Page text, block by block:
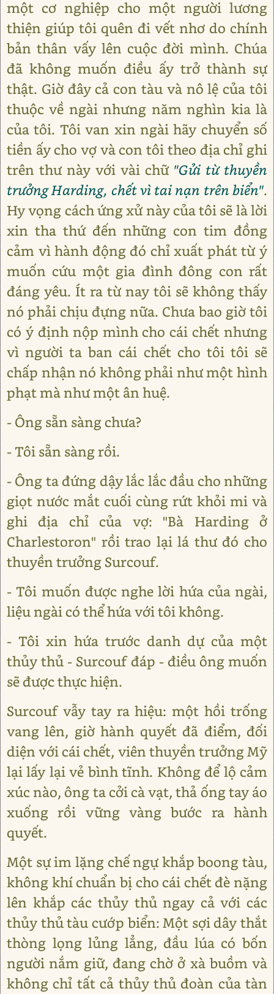
một cơ nghiệp cho một người lương
thiện giúp tôi quên đi vết nhơ do chính
bản thân vấy lên cuộc đời mình. Chúa
đã không muốn điều ấy trở thành sự
thật. Giờ đây cả con tàu và nô lệ của tôi
thuộc về ngài nhưng năm nghìn kia là
của tôi. Tôi van xin ngài hãy chuyển số
tiền ấy cho vợ và con tôi theo địa chỉ ghi
trên thư này với vài chữ "Gửi từ thuyền
trưởng Harding, chết vì tai nạn trên biển".
Hy vọng cách ứng xử này của tôi sẽ là lời
xin tha thứ đến những con tim đồng
cảm vì hành động đó chỉ xuất phát từ ý
muốn cứu một gia đình đông con rất
đáng yêu. Ít ra từ nay tôi sẽ không thấy
nó phải chịu đựng nữa. Chưa bao giờ tôi
có ý định nộp mình cho cái chết nhưng
vì người ta ban cái chết cho tôi tôi sẽ
chấp nhận nó không phải như một hình
phạt mà như một ân huệ.
- Ông sẵn sàng chưa?
- Tôi sẵn sàng rồi.
- Ông ta đứng dậy lắc lắc đầu cho những
giọt nước mắt cuối cùng rứt khỏi mi và
ghi địa chỉ của vợ: "Bà Harding ở
Charlestoron" rồi trao lại lá thư đó cho
thuyền trưởng Surcouf.
- Tôi muốn được nghe lời hứa của ngài,
liệu ngài có thể hứa với tôi không.
- Tôi xin hứa trước danh dự của một
thủy thủ - Surcouf đáp - điều ông muốn
sẽ được thực hiện.
Surcouf vẫy tay ra hiệu: một hồi trống
vang lên, giờ hành quyết đã điểm, đối
diện với cái chết, viên thuyền trưởng Mỹ
lại lấy lại vẻ bình tĩnh. Không để lộ cảm
xúc nào, ông ta cởi cà vạt, thả ống tay áo
xuống rồi vững vàng bước ra hành
quyết.
Một sự im lặng chế ngự khắp boong tàu,
không khí chuẩn bị cho cái chết đè nặng
lên khắp các thủy thủ ngay cả với các
thủy thủ tàu cướp biển: Một sợi dây thắt
thòng lọng lủng lẳng, đầu lúa có bốn
người nắm giữ, đang chờ ở xà buồm và
không chỉ tất cả thủy thủ đoàn của tàn